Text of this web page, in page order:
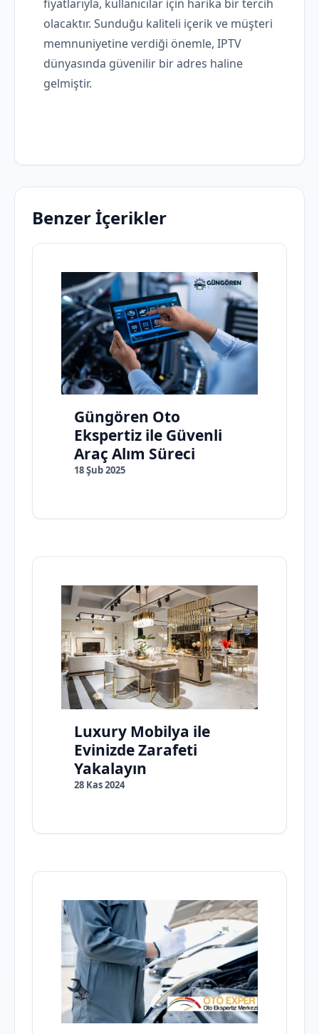
fiyatlarıyla, kullanıcılar için harika bir tercih
olacaktır. Sunduğu kaliteli içerik ve müşteri
memnuniyetine verdiği önemle, IPTV
dünyasında güvenilir bir adres haline
gelmiştir.
Benzer İçerikler
Güngören Oto
Ekspertiz ile Güvenli
Araç Alım Süreci
18 Şub 2025
Luxury Mobilya ile
Evinizde Zarafeti
Yakalayın
28 Kas 2024